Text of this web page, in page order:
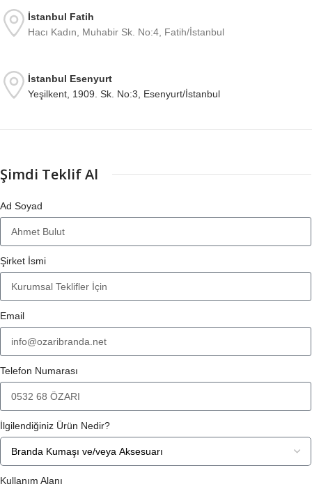
İstanbul Fatih
Hacı Kadın, Muhabir Sk. No:4, Fatih/İstanbul
İstanbul Esenyurt
Yeşilkent, 1909. Sk. No:3, Esenyurt/İstanbul
Şimdi Teklif Al
Ad Soyad
Şirket İsmi
Email
Telefon Numarası
İlgilendiğiniz Ürün Nedir?
Kullanım Alanı